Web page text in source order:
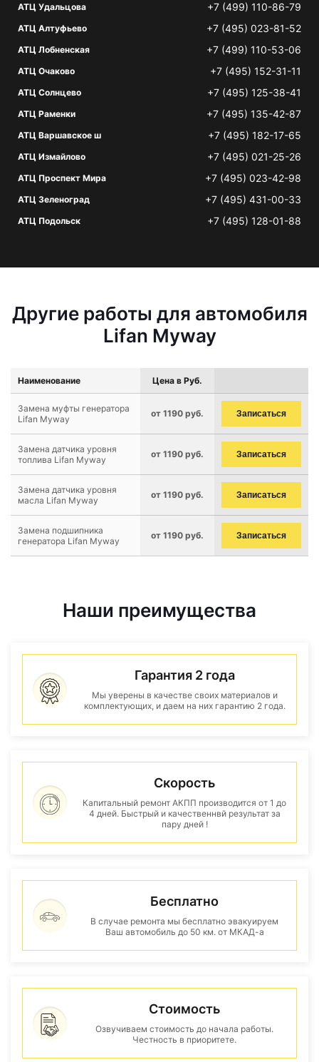
АТЦ Удальцова +7 (499) 110-86-79
АТЦ Алтуфьево +7 (495) 023-81-52
АТЦ Лобненская +7 (499) 110-53-06
АТЦ Очаково +7 (495) 152-31-11
АТЦ Солнцево +7 (495) 125-38-41
АТЦ Раменки +7 (495) 135-42-87
АТЦ Варшавское ш +7 (495) 182-17-65
АТЦ Измайлово +7 (495) 021-25-26
АТЦ Проспект Мира +7 (495) 023-42-98
АТЦ Зеленоград +7 (495) 431-00-33
АТЦ Подольск +7 (495) 128-01-88
Другие работы для автомобиля
Lifan Myway
Наименование Цена в Руб.
Замена муфты генератора
Lifan Myway
от 1190 руб. Записаться
Замена датчика уровня
топлива Lifan Myway
от 1190 руб. Записаться
Замена датчика уровня
масла Lifan Myway
от 1190 руб. Записаться
Замена подшипника
генератора Lifan Myway
от 1190 руб. Записаться
Наши преимущества
Гарантия 2 года
Мы уверены в качестве своих материалов и
комплектующих, и даем на них гарантию 2 года.
Скорость
Капитальный ремонт АКПП производится от 1 до
4 дней. Быстрый и качественнвй результат за
пару дней !
Бесплатно
В случае ремонта мы бесплатно эвакуируем
Ваш автомобиль до 50 км. от МКАД-а
Стоимость
Озвучиваем стоимость до начала работы.
Честность в приоритете.